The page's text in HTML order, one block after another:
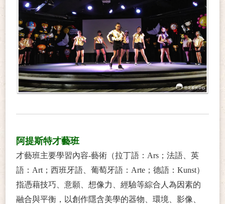
阿提斯特才藝班
才藝班主要學習內容-藝術（拉丁語：Ars；法語、英
語：Art；西班牙語、葡萄牙語：Arte；德語：Kunst）
指憑藉技巧、意願、想像力、經驗等綜合人為因素的
融合與平衡，以創作隱含美學的器物、環境、影像、